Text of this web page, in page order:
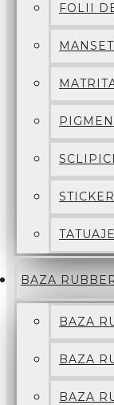
FOLII
BAZA
BAZA
BAZA
BAZA